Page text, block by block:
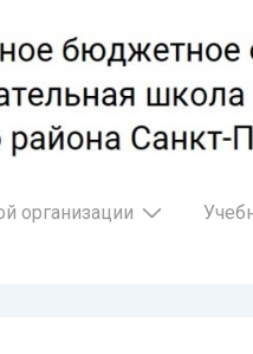
организации